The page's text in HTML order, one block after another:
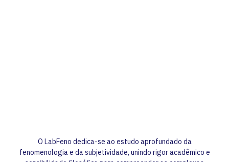
O LabFeno dedica-se ao estudo aprofundado da
fenomenologia e da subjetividade, unindo rigor acadêmico e